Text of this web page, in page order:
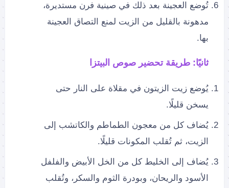
تُوضع العجينة بعد ذلك في صينية فرن مستديرة،
مدهونة بالقليل من الزيت لمنع التصاق العجينة
بها.
ثانيًا: طريقة تحضير صوص البيتزا
يُوضع زيت الزيتون في مقلاة على النار حتى
يسخن قليلًا.
يُضاف كل من معجون الطماطم والكاتشب إلى
الزيت، ثم تُقلب المكونات قليلًا.
يُضاف إلى الخليط كل من الخل الأبيض والفلفل
الأسود والريحان، وبودرة الثوم والسكر، وتُقلب